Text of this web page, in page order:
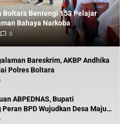
Boltara Bentengi 153 Pelajar
Bahaya Narkoba
0
Bareskrim, AKBP Andhika
Polres Boltara
ABPEDNAS, Bupati
BPD Wujudkan Desa Maju